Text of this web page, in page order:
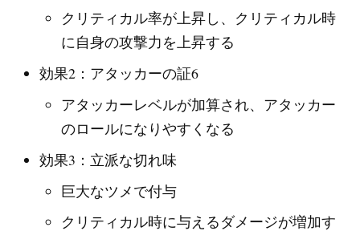
クリティカル率が上昇し、クリティカル時
に自身の攻撃力を上昇する
効果2：アタッカーの証6
アタッカーレベルが加算され、アタッカー
のロールになりやすくなる
効果3：立派な切れ味
巨大なツメで付与
クリティカル時に与えるダメージが増加す